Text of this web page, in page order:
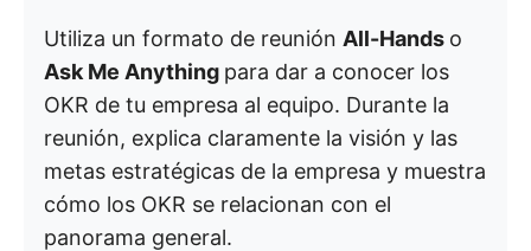
Utiliza un formato de reunión All-Hands o
Ask Me Anything para dar a conocer los
OKR de tu empresa al equipo. Durante la
reunión, explica claramente la visión y las
metas estratégicas de la empresa y muestra
cómo los OKR se relacionan con el
panorama general.